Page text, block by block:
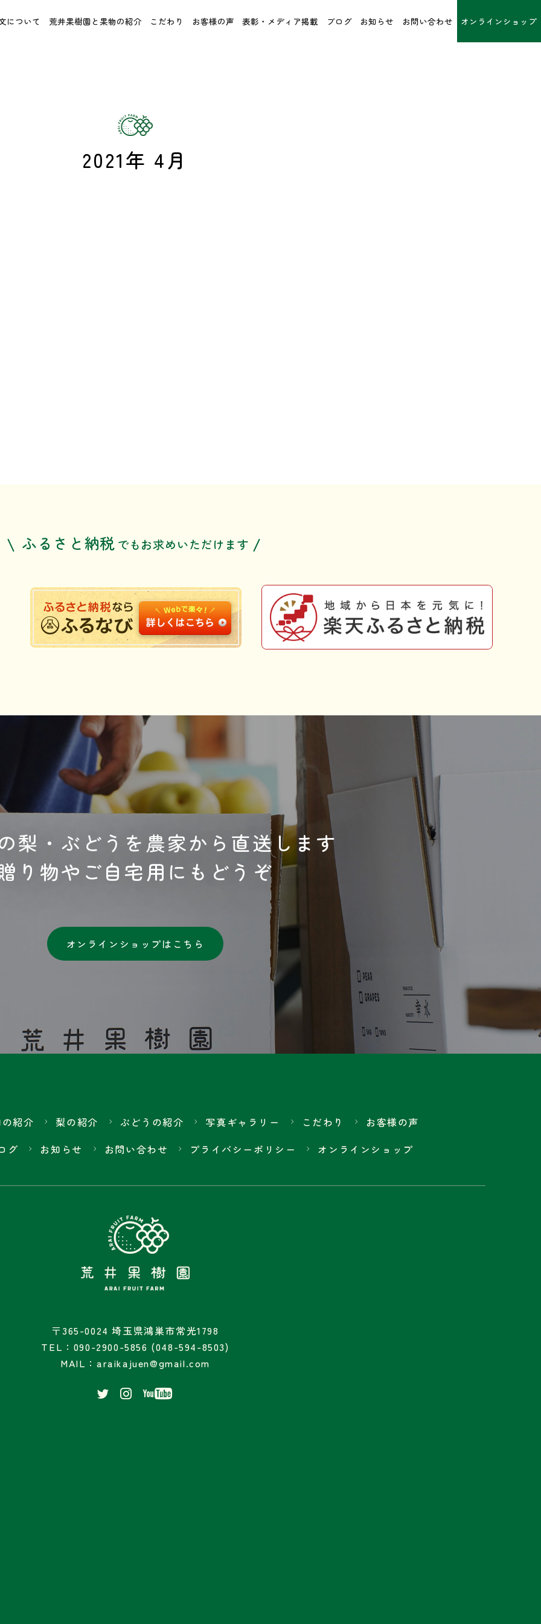
について 荒井果樹園と果物の紹介 こだわり お客様の声 表彰・メディア掲載 ブログ お知らせ お問い合わせ オンラインショップ
2021年 4月
ふるさと納税 でもお求めいただけます
梨・ぶどうを農家から直送します
り物やご自宅用にもどうぞ
オンラインショップはこちら
紹介 梨の紹介 ぶどうの紹介 写真ギャラリー こだわり
お客様の声
グ
お知らせ お問い合わせ プライバシーポリシー オンラインショップ
〒365-0024 埼玉県鴻巣市常光1798
TEL：090-2900-5856 (048-594-8503)
MAIL：araikajuen@gmail.com